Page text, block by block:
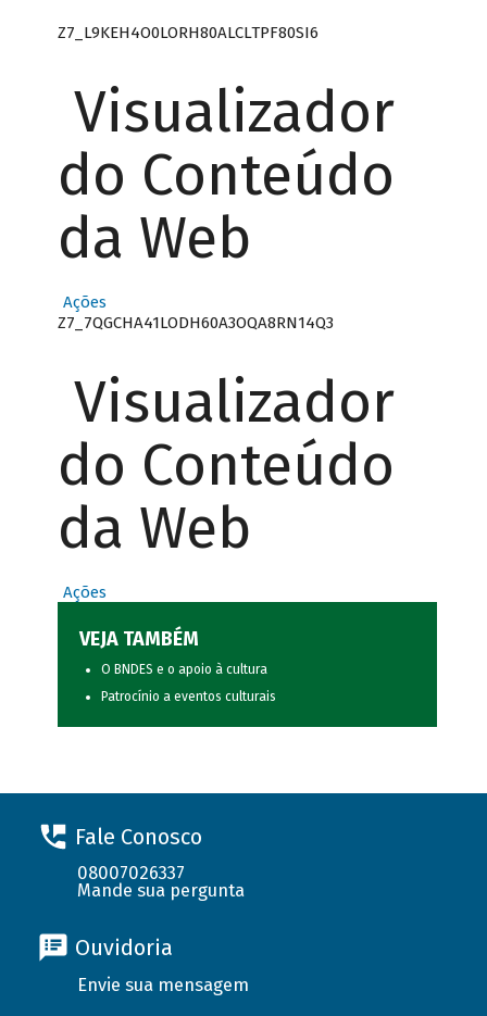
Z7_L9KEH4O0LORH80ALCLTPF80SI6
Visualizador
do Conteúdo
da Web
Ações
Z7_7QGCHA41LODH60A3OQA8RN14Q3
Visualizador
do Conteúdo
da Web
Ações
VEJA TAMBÉM
O BNDES e o apoio à cultura
Patrocínio a eventos culturais
Fale Conosco
08007026337
Mande sua pergunta
Ouvidoria
Envie sua mensagem